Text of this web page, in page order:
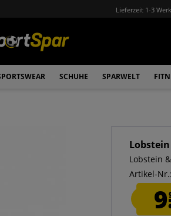
Lieferzeit 1-3
SCHUHE SPARWELT
Lobstein
Artikel-Nr.: